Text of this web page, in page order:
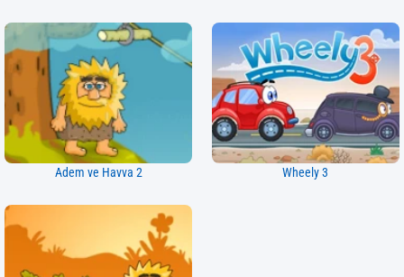
Adem ve Havva 2 Wheely 3